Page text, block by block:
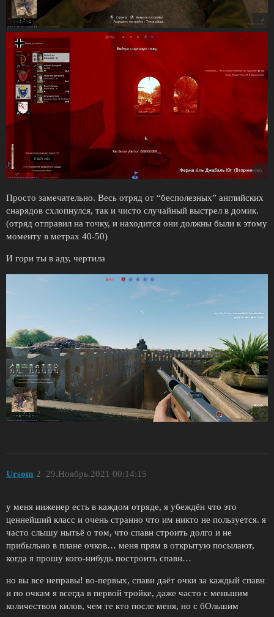
Просто замечательно. Весь отряд от “бесполезных” английских
снарядов схлопнулся, так и чисто случайный выстрел в домик.
(отряд отправил на точку, и находится они должны были к этому
моменту в метрах 40-50)
И гори ты в аду, чертила
Ursom 29.Ноябрь.2021 00:14:15
2
у меня инженер есть в каждом отряде, я убеждён что это
ценнейший класс и очень странно что им никто не пользуется. я
часто слышу нытьё о том, что спавн строить долго и не
прибыльно в плане очков… меня прям в открытую посылают,
когда я прошу кого-нибудь построить спавн…
но вы все неправы! во-первых, спавн даёт очки за каждый спавн
и по очкам я всегда в первой тройке, даже часто с меньшим
количеством килов, чем те кто после меня, но с бОльшим